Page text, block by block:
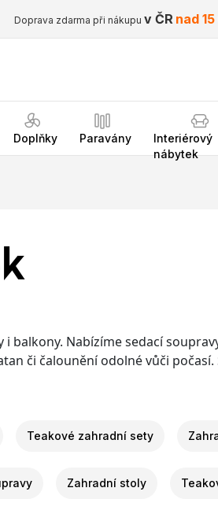
Doprava zdarma při nákupu v ČR nad
Doplňky Paravány
Interiérový
nábytek
Nabízíme sedací
či čalounění odolné vůči
Teakové zahradní sety
Zahradní stoly